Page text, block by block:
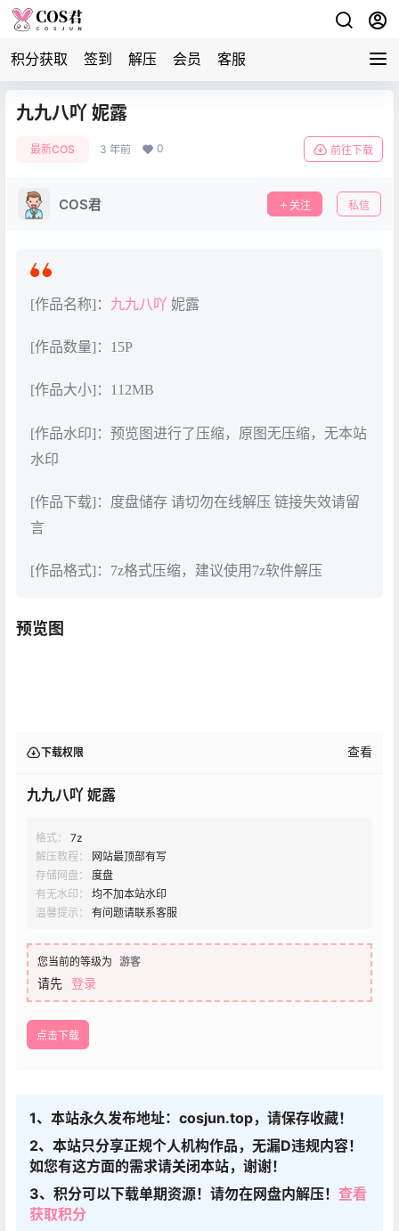
积分获取 签到 解压 会员 客服
九九八吖 妮露
最新COS 3 年前 0 前往下载
COS君 关注 私信
[作品名称]： 九九八吖 妮露
[作品数量]：15P
[作品大小]：112MB
[作品水印]：预览图进行了压缩，原图无压缩，无本站
水印
[作品下载]：度盘储存 请切勿在线解压 链接失效请留
言
[作品格式]：7z格式压缩，建议使用7z软件解压
预览图
下载权限 查看
九九八吖 妮露
格式：
7z
解压教程：
网站最顶部有写
存储网盘：
度盘
有无水印：
均不加本站水印
温馨提示：
有问题请联系客服
您当前的等级为 游客
请先 登录
点击下载
1、本站永久发布地址：cosjun.top，请保存收藏！
2、本站只分享正规个人机构作品，无漏D违规内容！
如您有这方面的需求请关闭本站，谢谢！
3、积分可以下载单期资源！请勿在网盘内解压！ 查看
获取积分